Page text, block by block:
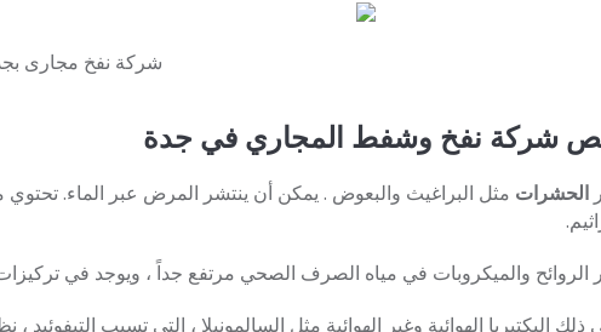
شركة نفخ مجارى
شركة نفخ وشفط المجاري في جدة
الحشرات مثل البراغيث والبعوض . يمكن أن ينتشر المرض عبر الماء.
الروائح والميكروبات في مياه الصرف الصحي مرتفع جداً ، ويوجد في
ذلك البكتيريا الهوائية وغير الهوائية مثل السالمونيلا ، التي تسبب التيفوئيد